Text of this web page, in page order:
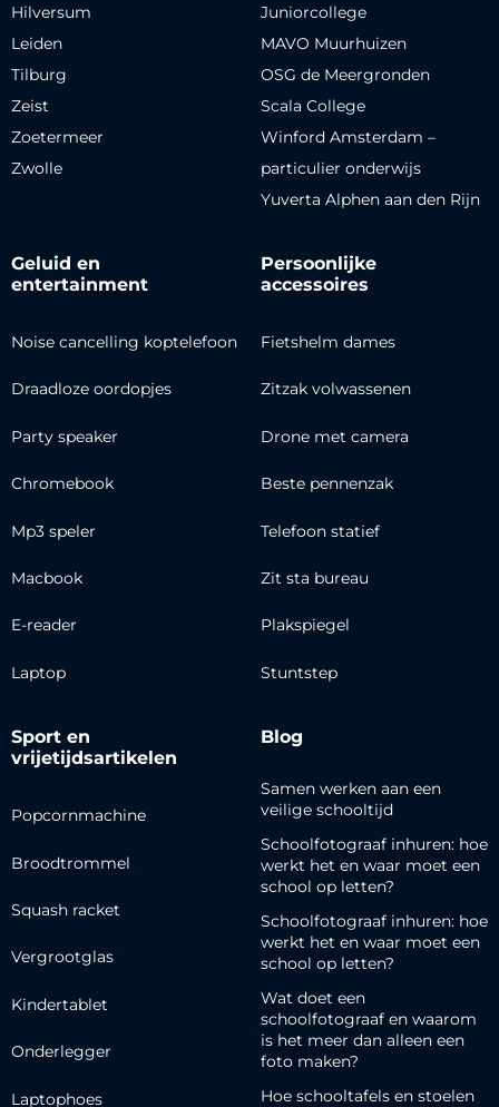
Hilversum
Leiden
Tilburg
Zeist
Zoetermeer
Zwolle
Juniorcollege
MAVO Muurhuizen
OSG de Meergronden
Scala College
Winford Amsterdam –
particulier onderwijs
Yuverta Alphen aan den Rijn
Geluid en
entertainment
Noise cancelling koptelefoon
Draadloze oordopjes
Party speaker
Chromebook
Mp3 speler
Macbook
E-reader
Laptop
Persoonlijke
accessoires
Fietshelm dames
Zitzak volwassenen
Drone met camera
Beste pennenzak
Telefoon statief
Zit sta bureau
Plakspiegel
Stuntstep
Sport en
vrijetijdsartikelen
Popcornmachine
Broodtrommel
Squash racket
Vergrootglas
Kindertablet
Onderlegger
Laptophoes
Blog
Samen werken aan een
veilige schooltijd
Schoolfotograaf inhuren: hoe
werkt het en waar moet een
school op letten?
Schoolfotograaf inhuren: hoe
werkt het en waar moet een
school op letten?
Wat doet een
schoolfotograaf en waarom
is het meer dan alleen een
foto maken?
Hoe schooltafels en stoelen